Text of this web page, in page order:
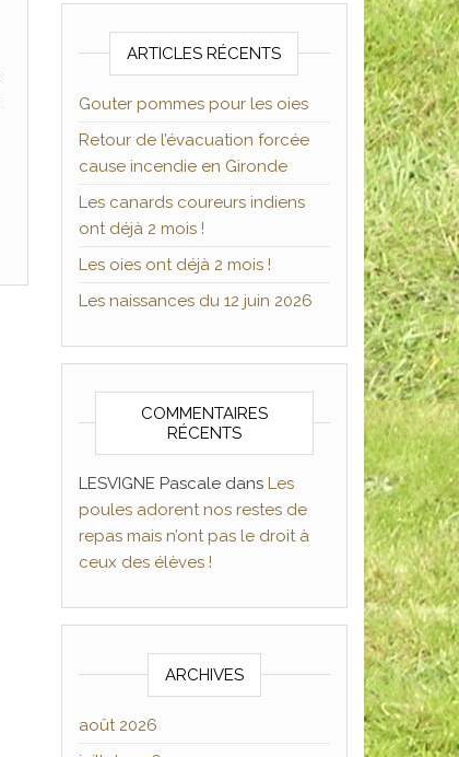
ARTICLES RÉCENTS
Gouter pommes pour les oies
Retour de l’évacuation forcée
cause incendie en Gironde
Les canards coureurs indiens
ont déjà 2 mois !
Les oies ont déjà 2 mois !
Les naissances du 12 juin 2026
COMMENTAIRES
RÉCENTS
LESVIGNE Pascaledans Les
poules adorent nos restes de
repas mais n’ont pas le droit à
ceux des élèves !
ARCHIVES
août 2026